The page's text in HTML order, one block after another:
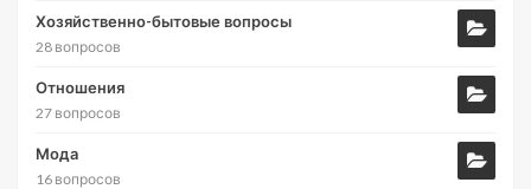
Хозяйственно-бытовые вопросы
28 вопросов
Отношения
27 вопросов
Мода
16 вопросов